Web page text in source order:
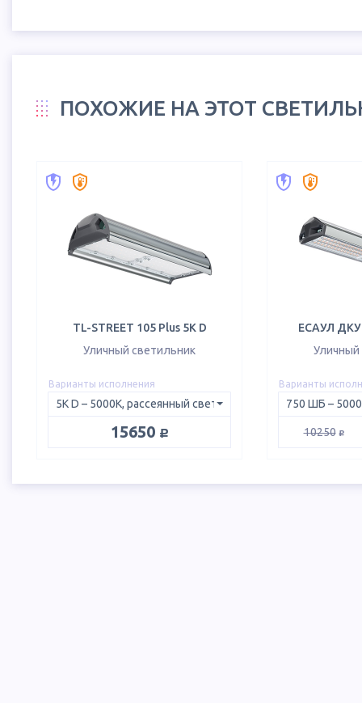
ПОХОЖИЕ НА ЭТОТ
TL-STREET 105 Plus 5K D
Уличный светильник
Варианты исполнения
15650 руб.
ЕСАУЛ ДКУ
Уличный
Варианты
10250 руб.